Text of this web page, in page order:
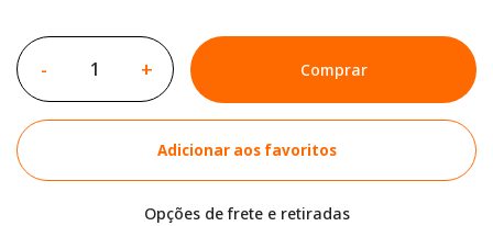
- + Comprar
Adicionar aos favoritos
Opções de frete e retiradas